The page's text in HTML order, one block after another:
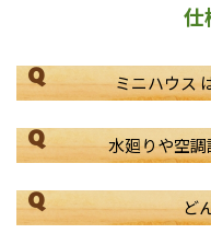
仕
Q ミニハウス
Q 水廻りや空
Q ど